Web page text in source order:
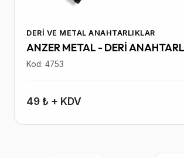
DERI VE METAL ANAHTARLIKLAR
ANZER METAL - DERİ
Kod: 4753
49 ₺ + KDV